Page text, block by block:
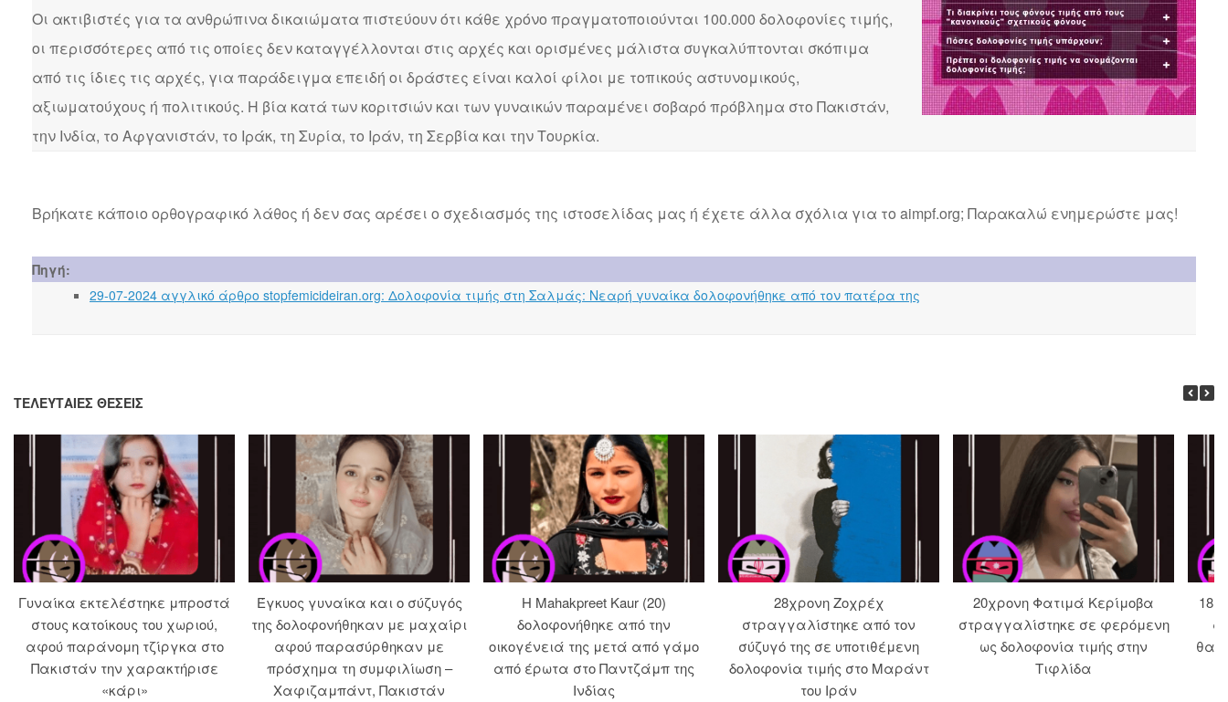
Οι ακτιβιστές για τα ανθρώπινα δικαιώματα πιστεύουν ότι κάθε χρόνο πραγματοποιούνται 100.000 δολοφονίες τιμής,
οι περισσότερες από τις οποίες δεν καταγγέλλονται στις αρχές και ορισμένες μάλιστα συγκαλύπτονται σκόπιμα
από τις ίδιες τις αρχές, για παράδειγμα επειδή οι δράστες είναι καλοί φίλοι με τοπικούς αστυνομικούς,
αξιωματούχους ή πολιτικούς. Η βία κατά των κοριτσιών και των γυναικών παραμένει σοβαρό πρόβλημα στο Πακιστάν,
την Ινδία, το Αφγανιστάν, το Ιράκ, τη Συρία, το Ιράν, τη Σερβία και την Τουρκία.
Βρήκατε κάποιο ορθογραφικό λάθος ή δεν σας αρέσει ο σχεδιασμός της ιστοσελίδας μας ή έχετε άλλα σχόλια για το aimpf.org; Παρακαλώ ενημερώστε μας!
Πηγή:
29-07-2024 αγγλικό άρθρο stopfemicideiran.org: Δολοφονία τιμής στη Σαλμάς: Νεαρή γυναίκα δολοφονήθηκε από τον πατέρα της
ΤΕΛΕΥΤΑΊΕΣ ΘΈΣΕΙΣ
Γυναίκα εκτελέστηκε μπροστά
στους κατοίκους του χωριού,
αφού παράνομη τζίργκα στο
Πακιστάν την χαρακτήρισε
«κάρι»
Έγκυος γυναίκα και ο σύζυγός
της δολοφονήθηκαν με μαχαίρι
αφού παρασύρθηκαν με
πρόσχημα τη συμφιλίωση –
Χαφιζαμπάντ, Πακιστάν
Η Mahakpreet Kaur (20)
δολοφονήθηκε από την
οικογένειά της μετά από γάμο
από έρωτα στο Παντζάμπ της
Ινδίας
28χρονη Ζοχρέχ
στραγγαλίστηκε από τον
σύζυγό της σε υποτιθέμενη
δολοφονία τιμής στο Μαράντ
του Ιράν
20χρονη Φατιμά Κερίμοβα
στραγγαλίστηκε σε φερόμενη
ως δολοφονία τιμής στην
Τιφλίδα